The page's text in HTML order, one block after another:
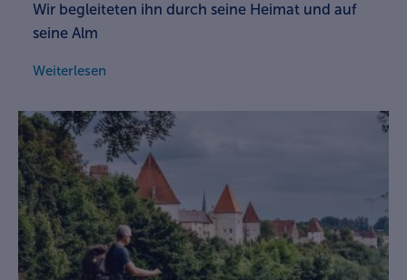
Wir begleiteten ihn durch seine Heimat und auf
seine Alm
Weiterlesen